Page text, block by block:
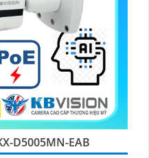
D5005MN-EAB